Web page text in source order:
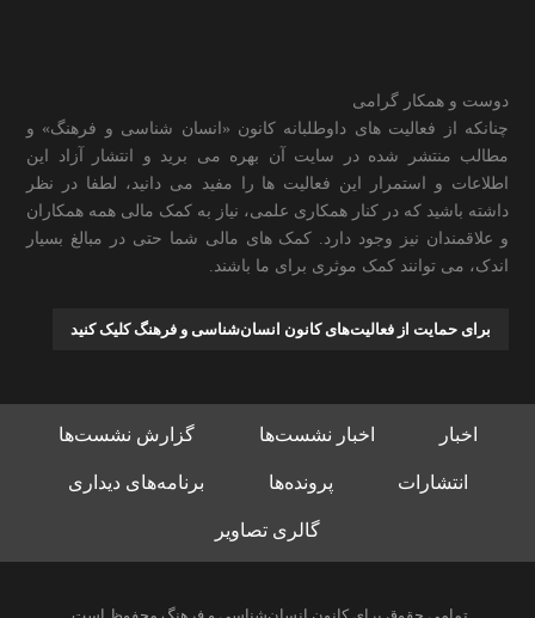
دوست و همکار گرامی
چنانکه از فعالیت های داوطلبانه کانون «انسان شناسی و فرهنگ» و
مطالب منتشر شده در سایت آن بهره می برید و انتشار آزاد این
اطلاعات و استمرار این فعالیت ها را مفید می دانید، لطفا در نظر
داشته باشید که در کنار همکاری علمی، نیاز به کمک مالی همه همکاران
و علاقمندان نیز وجود دارد. کمک های مالی شما حتی در مبالغ بسیار
اندک، می توانند کمک موثری برای ما باشند.
برای حمایت از فعالیت‌های کانون انسان‌شناسی و فرهنگ کلیک کنید
اخبار اخبار نشست‌ها گزارش نشست‌ها
انتشارات پرونده‌ها برنامه‌های دیداری
گالری تصاویر